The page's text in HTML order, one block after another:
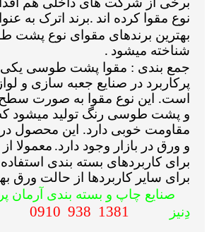
نوع مقوا کرده اند .برند اترک به
بهترین برندهای مقوای نوع پشت
شناخته میشود .
جمع بندی : مقوا پشت طوسی یکی
پرکاربرد در صنایع جعبه سازی و
است. این نوع مقوا به صورت
و پشت طوسی رنگ تولید میشود
مقاومت خوبی دارد. این محصول
و ورق در بازار وجود دارد. معمولا
برای کاربردهای بسته بندی
برای سایر کاربردها از حالت ورق
صنایع چاپ و بسته بندی آرمان
دِنیز
1381 938 0910